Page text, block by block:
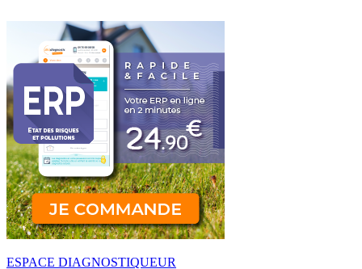
ESPACE DIAGNOSTIQUEUR